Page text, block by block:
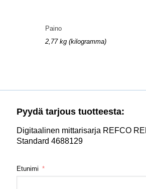
Paino
2,77 kg (kilogramma)
Pyydä tarjous tuotteesta:
Digitaalinen mittarisarja REFCO
Standard 4688129
Etunimi